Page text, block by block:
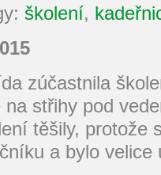
školení,
zúčastnila
střihy pod
těšily, protože
a bylo velice